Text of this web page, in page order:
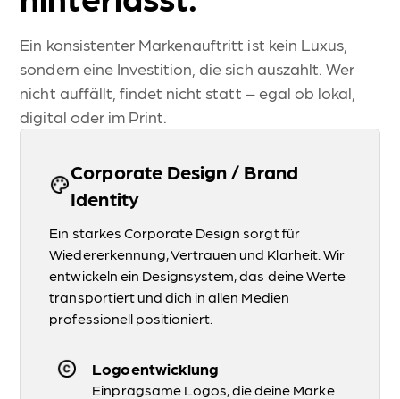
360° Rundgänge
Zimmerfotos
Das Herzstück deines Hotels präsentiert in bestem Licht.
Eventfotografie
Drohnenaufnahmen
Präsentation der Lage und Architektur deines Betriebes.
Grafikdesign & Druckprodukte
Corporate Design / Brand Identity
Das Herz deiner Marke und des Erlebnisses des Gastes.
Optimale Gästekommunikation mit dem gewissen "etwas".
Signage Systeme
Ein konsistenter Markenauftritt ist kein Luxus,
sondern eine Investition, die sich auszahlt. Wer
nicht auffällt, findet nicht statt – egal ob lokal,
digital oder im Print.
Corporate Design / Brand
Identity
Ein starkes Corporate Design sorgt für
Wiedererkennung, Vertrauen und Klarheit. Wir
entwickeln ein Designsystem, das deine Werte
transportiert und dich in allen Medien
professionell positioniert.
Logoentwicklung
Einprägsame Logos, die deine Marke